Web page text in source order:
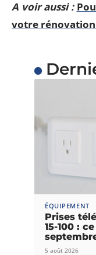
A voir aussi :
votre rénovation
ÉQUIPEMENT
Prises
15-100 :
5 août 2026